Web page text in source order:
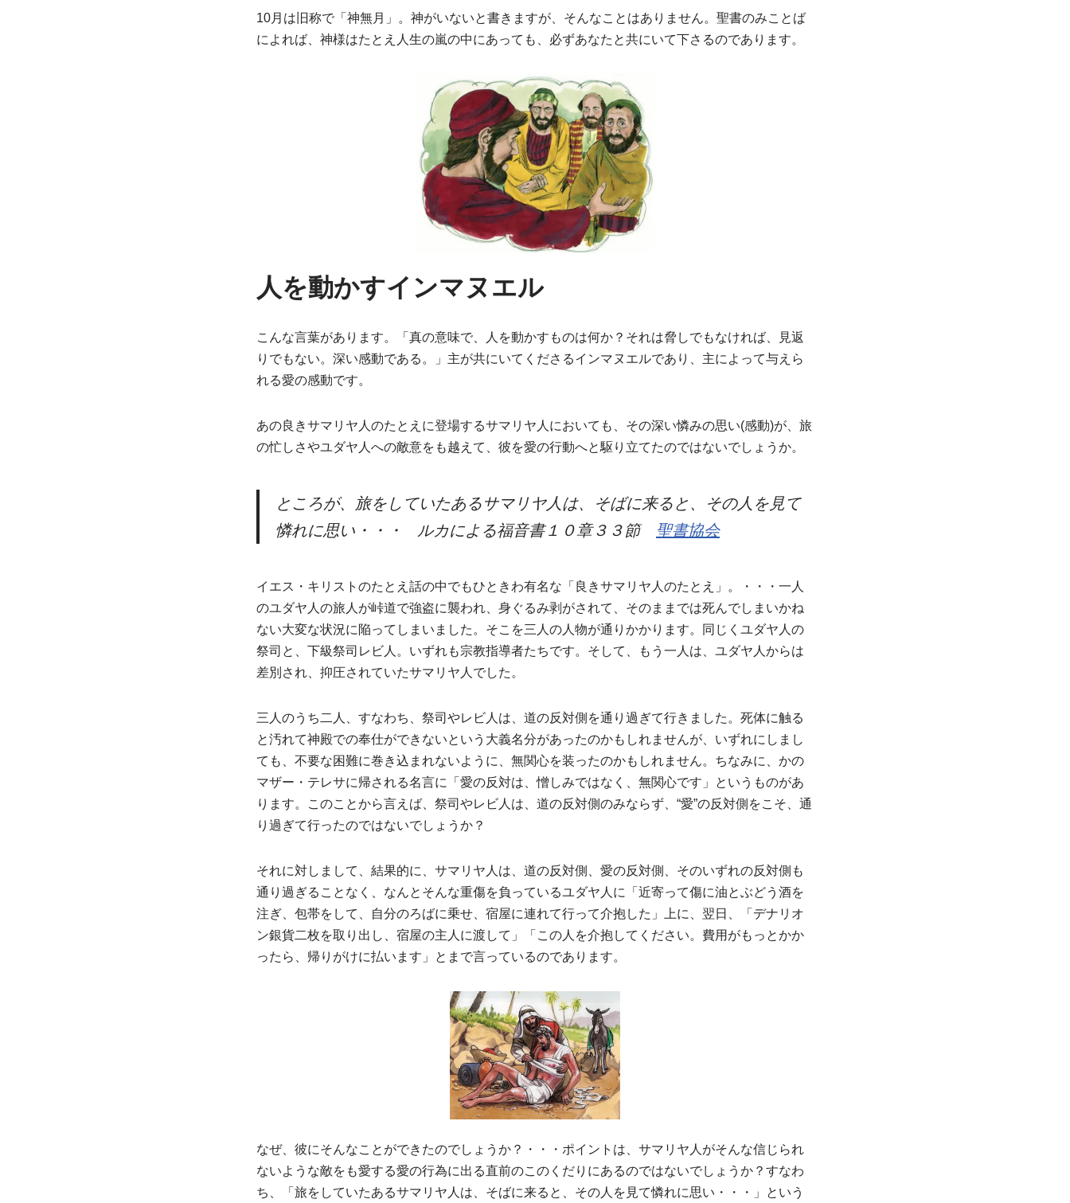
10月は旧称で「神無月」。神がいないと書きますが、そんなことはありません。聖書のみことば
によれば、神様はたとえ人生の嵐の中にあっても、必ずあなたと共にいて下さるのであります。
人を動かすインマヌエル
こんな言葉があります。「真の意味で、人を動かすものは何か？それは脅しでもなければ、見返
りでもない。深い感動である。」主が共にいてくださるインマヌエルであり、主によって与えら
れる愛の感動です。
あの良きサマリヤ人のたとえに登場するサマリヤ人においても、その深い憐みの思い(感動)が、旅
の忙しさやユダヤ人への敵意をも越えて、彼を愛の行動へと駆り立てたのではないでしょうか。
ところが、旅をしていたあるサマリヤ人は、そばに来ると、その人を見て
憐れに思い・・・ ルカによる福音書１０章３３節 聖書協会
イエス・キリストのたとえ話の中でもひときわ有名な「良きサマリヤ人のたとえ」。・・・一人
のユダヤ人の旅人が峠道で強盗に襲われ、身ぐるみ剥がされて、そのままでは死んでしまいかね
ない大変な状況に陥ってしまいました。そこを三人の人物が通りかかります。同じくユダヤ人の
祭司と、下級祭司レビ人。いずれも宗教指導者たちです。そして、もう一人は、ユダヤ人からは
差別され、抑圧されていたサマリヤ人でした。
三人のうち二人、すなわち、祭司やレビ人は、道の反対側を通り過ぎて行きました。死体に触る
と汚れて神殿での奉仕ができないという大義名分があったのかもしれませんが、いずれにしまし
ても、不要な困難に巻き込まれないように、無関心を装ったのかもしれません。ちなみに、かの
マザー・テレサに帰される名言に「愛の反対は、憎しみではなく、無関心です」というものがあ
ります。このことから言えば、祭司やレビ人は、道の反対側のみならず、“愛”の反対側をこそ、通
り過ぎて行ったのではないでしょうか？
それに対しまして、結果的に、サマリヤ人は、道の反対側、愛の反対側、そのいずれの反対側も
通り過ぎることなく、なんとそんな重傷を負っているユダヤ人に「近寄って傷に油とぶどう酒を
注ぎ、包帯をして、自分のろばに乗せ、宿屋に連れて行って介抱した」上に、翌日、「デナリオ
ン銀貨二枚を取り出し、宿屋の主人に渡して」「この人を介抱してください。費用がもっとかか
ったら、帰りがけに払います」とまで言っているのであります。
なぜ、彼にそんなことができたのでしょうか？・・・ポイントは、サマリヤ人がそんな信じられ
ないような敵をも愛する愛の行為に出る直前のこのくだりにあるのではないでしょうか？すなわ
ち、「旅をしていたあるサマリヤ人は、そばに来ると、その人を見て憐れに思い・・・」という